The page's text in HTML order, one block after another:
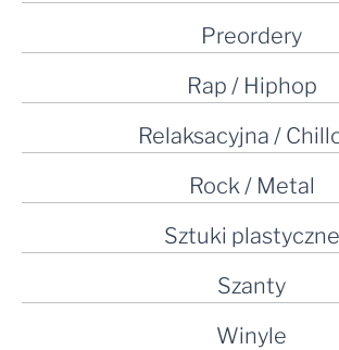
Preordery
Rap / Hiphop
Relaksacyjna /
Rock / Metal
Sztuki plastyczne
Szanty
Winyle